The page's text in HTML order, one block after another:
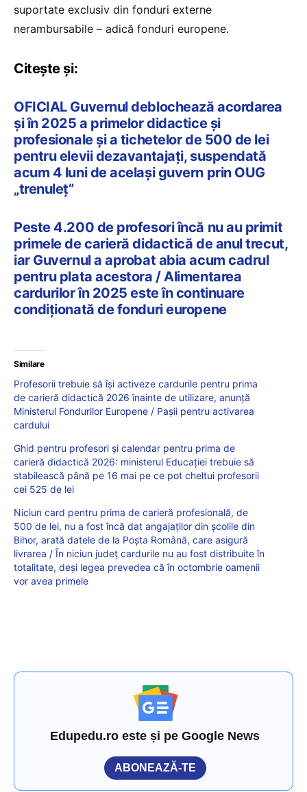
suportate exclusiv din fonduri externe
nerambursabile – adică fonduri europene.
Citește și:
OFICIAL Guvernul deblochează acordarea
și în 2025 a primelor didactice și
profesionale și a tichetelor de 500 de lei
pentru elevii dezavantajați, suspendată
acum 4 luni de același guvern prin OUG
„trenuleț”
Peste 4.200 de profesori încă nu au primit
primele de carieră didactică de anul trecut,
iar Guvernul a aprobat abia acum cadrul
pentru plata acestora / Alimentarea
cardurilor în 2025 este în continuare
condiționată de fonduri europene
Similare
Profesorii trebuie să își activeze cardurile pentru prima
de carieră didactică 2026 înainte de utilizare, anunță
Ministerul Fondurilor Europene / Pașii pentru activarea
cardului
Ghid pentru profesori și calendar pentru prima de
carieră didactică 2026: ministerul Educației trebuie să
stabilească până pe 16 mai pe ce pot cheltui profesorii
cei 525 de lei
Niciun card pentru prima de carieră profesională, de
500 de lei, nu a fost încă dat angajaților din școlile din
Bihor, arată datele de la Poșta Română, care asigură
livrarea / În niciun județ cardurile nu au fost distribuite în
totalitate, deși legea prevedea că în octombrie oamenii
vor avea primele
Edupedu.ro este și pe Google News
ABONEAZĂ-TE